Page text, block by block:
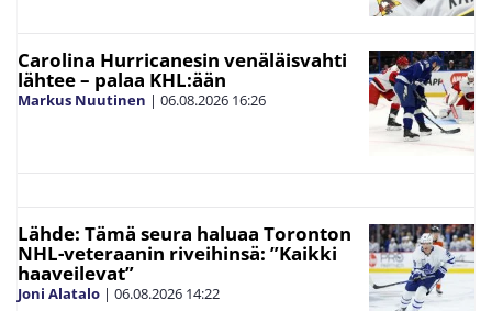
Carolina Hurricanesin venäläisvahti
lähtee – palaa KHL:ään
Markus Nuutinen | 06.08.2026 16:26
Lähde: Tämä seura haluaa Toronton
NHL-veteraanin riveihinsä: ”Kaikki
haaveilevat”
Joni Alatalo | 06.08.2026 14:22